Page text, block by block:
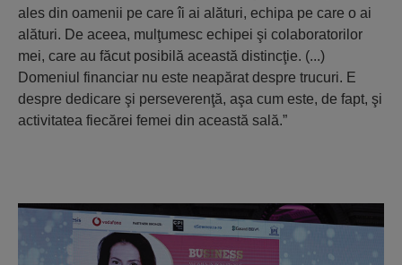
ales din oamenii pe care îi ai alături, echipa pe care o ai
alături. De aceea, mulţumesc echipei şi colaboratorilor
mei, care au făcut posibilă această distincţie. (...)
Domeniul financiar nu este neapărat despre trucuri. E
despre dedicare şi perseverenţă, aşa cum este, de fapt, şi
activitatea fiecărei femei din această sală.”